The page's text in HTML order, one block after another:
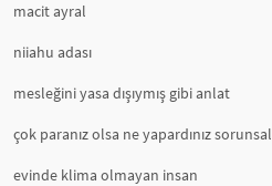
macit ayral
niiahu adası
mesleğini yasa dışıymış gibi anlat
çok paranız olsa ne yapardınız
evinde klima olmayan insan